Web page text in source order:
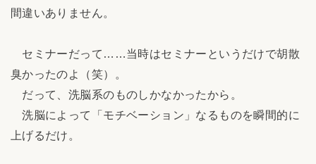
間違いありません。
セミナーだって……当時はセミナーというだけで胡散
臭かったのよ（笑）。
だって、洗脳系のものしかなかったから。
洗脳によって「モチベーション」なるものを瞬間的に
上げるだけ。